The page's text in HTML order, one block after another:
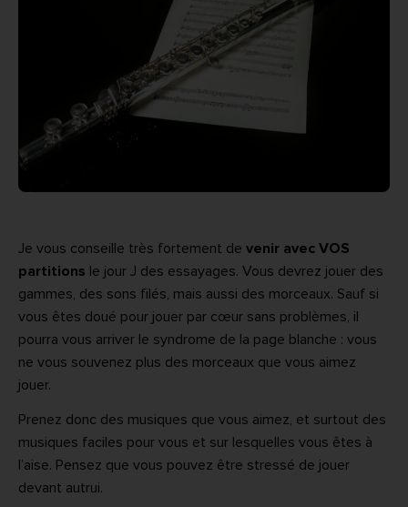
Je vous conseille très fortement de venir avec VOS
partitions le jour J des essayages. Vous devrez jouer des
gammes, des sons filés, mais aussi des morceaux. Sauf si
vous êtes doué pour jouer par cœur sans problèmes, il
pourra vous arriver le syndrome de la page blanche : vous
ne vous souvenez plus des morceaux que vous aimez
jouer.
Prenez donc des musiques que vous aimez, et surtout des
musiques faciles pour vous et sur lesquelles vous êtes à
l’aise. Pensez que vous pouvez être stressé de jouer
devant autrui.